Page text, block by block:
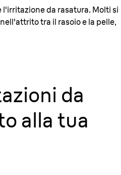
da rasatura. Molti si
tra il rasoio e la pelle,
da
alla tua